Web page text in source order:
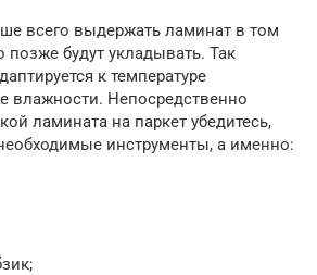
всего выдержать ламинат в том
позже будут укладывать. Так
к температуре
влажности. Непосредственно
ламината на паркет убедитесь,
инструменты, а именно: